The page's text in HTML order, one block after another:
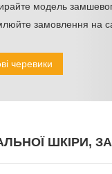
модель
замовлення на
черевики
ШКІРИ,